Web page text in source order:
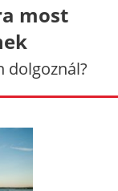
most
dolgoznál?